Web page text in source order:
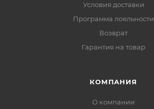
Условия доставки
Программа лояльности
Возврат
Гарантия на товар
КОМПАНИЯ
О компании